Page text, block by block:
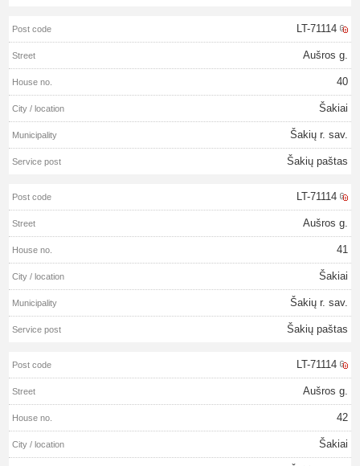
LT-71114
Aušros g.
40
Šakiai
Šakių r. sav.
Šakių paštas
LT-71114
Aušros g.
41
Šakiai
Šakių r. sav.
Šakių paštas
LT-71114
Aušros g.
42
Šakiai